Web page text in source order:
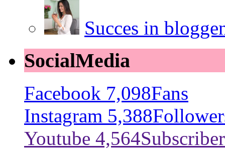
Succes in
SocialMedia
Facebook 7,098Fans
Instagram 5,388
Youtube 4,564Subscriber